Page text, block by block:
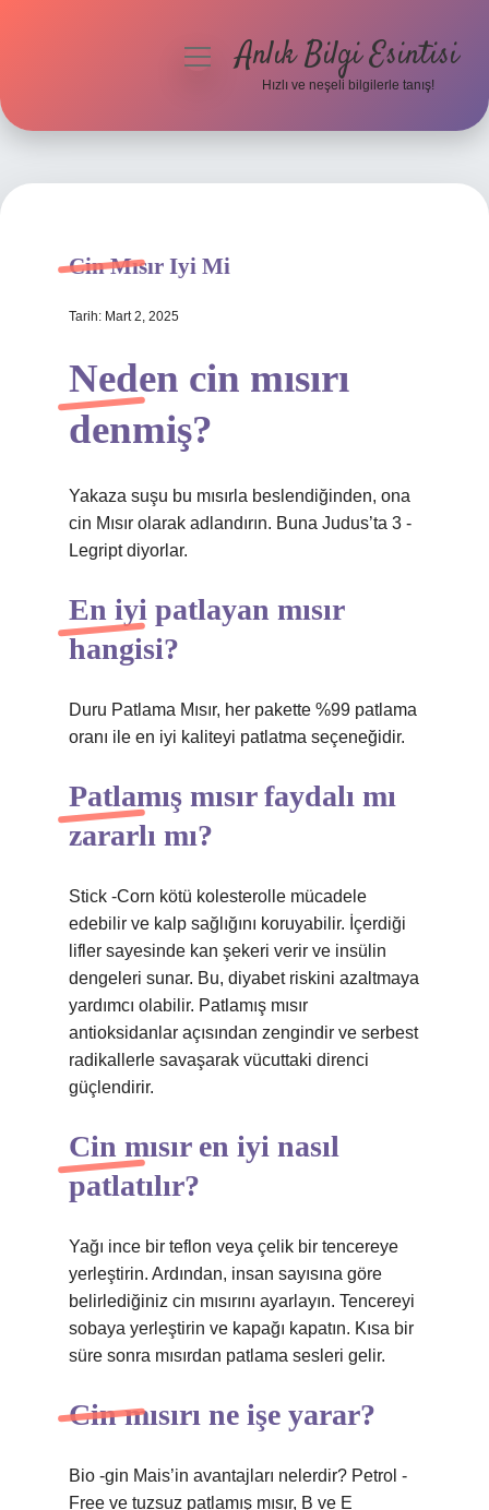
Hakkımızda
menüyüAnlık Bilgi Esintisi
Hızlı ve neşeli bilgilerle tanış!
Cin Mısır Iyi Mi
Tarih: Mart 2, 2025
Neden cin mısırı
denmiş?
Yakaza suşu bu mısırla beslendiğinden, ona
cin Mısır olarak adlandırın. Buna Judus’ta 3 -
Legript diyorlar.
En iyi patlayan mısır
hangisi?
Duru Patlama Mısır, her pakette %99 patlama
oranı ile en iyi kaliteyi patlatma seçeneğidir.
Patlamış mısır faydalı mı
zararlı mı?
Stick -Corn kötü kolesterolle mücadele
edebilir ve kalp sağlığını koruyabilir. İçerdiği
lifler sayesinde kan şekeri verir ve insülin
dengeleri sunar. Bu, diyabet riskini azaltmaya
yardımcı olabilir. Patlamış mısır
antioksidanlar açısından zengindir ve serbest
radikallerle savaşarak vücuttaki direnci
güçlendirir.
Cin mısır en iyi nasıl
patlatılır?
Yağı ince bir teflon veya çelik bir tencereye
yerleştirin. Ardından, insan sayısına göre
belirlediğiniz cin mısırını ayarlayın. Tencereyi
sobaya yerleştirin ve kapağı kapatın. Kısa bir
süre sonra mısırdan patlama sesleri gelir.
Cin mısırı ne işe yarar?
Bio -gin Mais’in avantajları nelerdir? Petrol -
Free ve tuzsuz patlamış mısır, B ve E